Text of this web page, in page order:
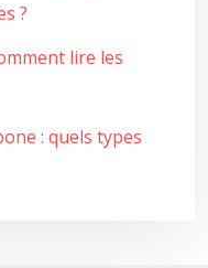
?
lire les
: quels types